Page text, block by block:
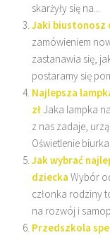
skarżyły się na...
Jaki biustonosz
zamówieniem
zastanawia się,
postaramy się
Najlepsza
zł Jaka lampka
z nas zadaje,
Oświetlenie
Jak wybrać
dziecka Wybór
członka rodziny
na rozwój i
Przedszkola